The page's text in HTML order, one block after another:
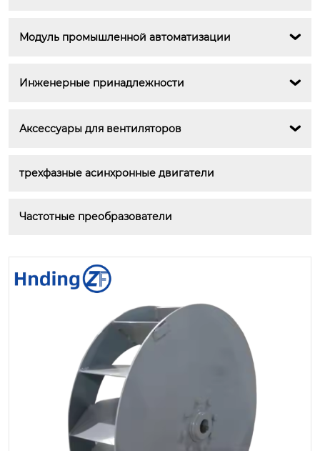
Модуль промышленной автоматизации 
Инженерные принадлежности 
Аксессуары для вентиляторов 
трехфазные асинхронные двигатели
Частотные преобразователи